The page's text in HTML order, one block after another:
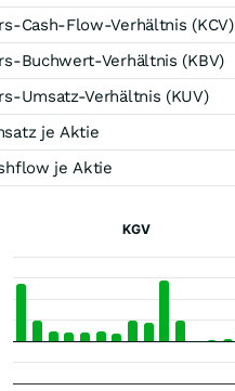
Cash-Flow-Verhältnis (KCV)
Buchwert-Verhältnis (KBV)
Umsatz-Verhältnis (KUV)
je Aktie
je Aktie
KGV